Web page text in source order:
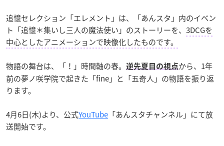
追憶セレクション「エレメント」は、「あんスタ」内のイベン
ト「追憶＊集いし三人の魔法使い」のストーリーを、 3DCGを
中心としたアニメーションで映像化したものです。
物語の舞台は、「！」時間軸の春。 逆先夏目の視点から、1年
前の夢ノ咲学院で起きた「fine」と「五奇人」の物語を振り返
ります。
4月6日(木)より、公式YouTube 「あんスタチャンネル」にて放
送開始です。